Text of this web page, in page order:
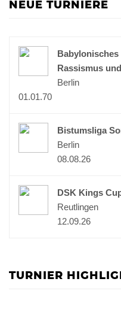
NEUE TURNIERE
Rassismus
Berlin
01.01.70
Bistumsliga
Berlin
08.08.26
DSK Kings
Reutlingen
12.09.26
TURNIER